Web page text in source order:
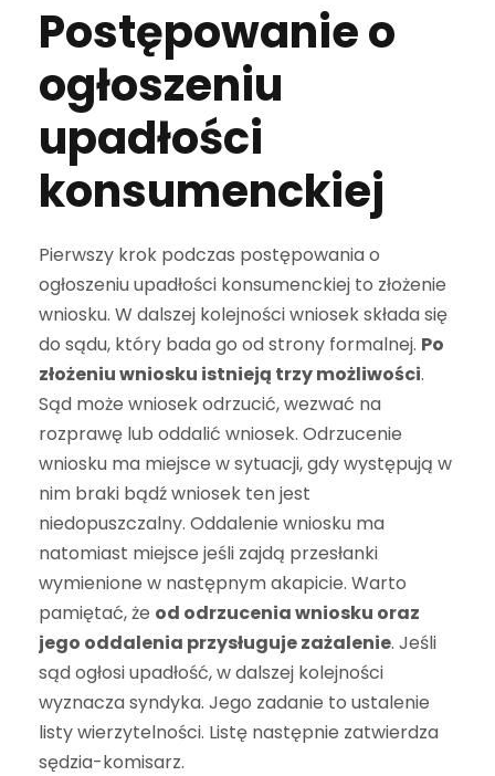
Postępowanie o
ogłoszeniu
upadłości
konsumenckiej
Pierwszy krok podczas postępowania o
ogłoszeniu upadłości konsumenckiej to złożenie
wniosku. W dalszej kolejności wniosek składa się
do sądu, który bada go od strony formalnej. Po
złożeniu wniosku istnieją trzy możliwości.
Sąd może wniosek odrzucić, wezwać na
rozprawę lub oddalić wniosek. Odrzucenie
wniosku ma miejsce w sytuacji, gdy występują w
nim braki bądź wniosek ten jest
niedopuszczalny. Oddalenie wniosku ma
natomiast miejsce jeśli zajdą przesłanki
wymienione w następnym akapicie. Warto
pamiętać, że od odrzucenia wniosku oraz
jego oddalenia przysługuje zażalenie. Jeśli
sąd ogłosi upadłość, w dalszej kolejności
wyznacza syndyka. Jego zadanie to ustalenie
listy wierzytelności. Listę następnie zatwierdza
sędzia-komisarz.